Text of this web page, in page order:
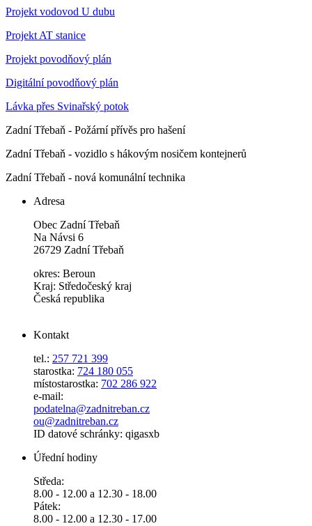
Projekt vodovod U dubu
Projekt AT stanice
Projekt povodňový plán
Digitální povodňový plán
Lávka přes Svinařský potok
Zadní Třebaň - Požární přívěs pro hašení
Zadní Třebaň - vozidlo s hákovým nosičem kontejnerů
Zadní Třebaň - nová komunální technika
Adresa
Obec Zadní Třebaň
Na Návsi 6
26729 Zadní Třebaň
okres: Beroun
Kraj: Středočeský kraj
Česká republika
Kontakt
tel.: 257 721 399
starostka: 724 180 055
místostarostka: 702 286 922
e-mail:
podatelna@zadnitreban.cz
ou@zadnitreban.cz
ID datové schránky: qigasxb
Úřední hodiny
Středa:
8.00 - 12.00 a 12.30 - 18.00
Pátek:
8.00 - 12.00 a 12.30 - 17.00